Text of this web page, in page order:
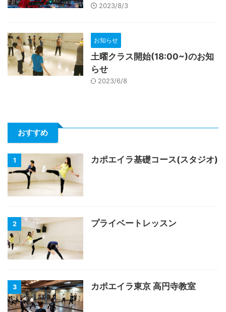
2023/8/3
お知らせ
土曜クラス開始(18:00~)のお知
らせ
2023/6/8
おすすめ
1 カポエイラ基礎コース(スタジオ)
2 プライベートレッスン
3 カポエイラ東京 高円寺教室